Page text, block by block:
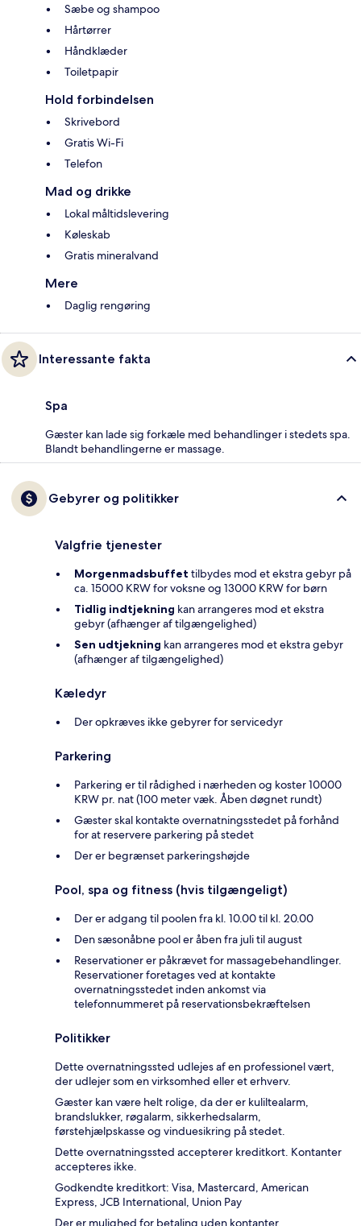
Sæbe og shampoo
Hårtørrer
Håndklæder
Toiletpapir
Hold forbindelsen
Skrivebord
Gratis Wi-Fi
Telefon
Mad og drikke
Lokal måltidslevering
Køleskab
Gratis mineralvand
Mere
Daglig rengøring
Interessante fakta
Spa
Gæster kan lade sig forkæle med behandlinger i stedets spa.
Blandt behandlingerne er massage.
Gebyrer og politikker
Valgfrie tjenester
Morgenmadsbuffet tilbydes mod et ekstra gebyr på
ca. 15000 KRW for voksne og 13000 KRW for børn
Tidlig indtjekning kan arrangeres mod et ekstra
gebyr (afhænger af tilgængelighed)
Sen udtjekning kan arrangeres mod et ekstra gebyr
(afhænger af tilgængelighed)
Kæledyr
Der opkræves ikke gebyrer for servicedyr
Parkering
Parkering er til rådighed i nærheden og koster 10000
KRW pr. nat (100 meter væk. Åben døgnet rundt)
Gæster skal kontakte overnatningsstedet på forhånd
for at reservere parkering på stedet
Der er begrænset parkeringshøjde
Pool, spa og fitness (hvis tilgængeligt)
Der er adgang til poolen fra kl. 10.00 til kl. 20.00
Den sæsonåbne pool er åben fra juli til august
Reservationer er påkrævet for massagebehandlinger.
Reservationer foretages ved at kontakte
overnatningsstedet inden ankomst via
telefonnummeret på reservationsbekræftelsen
Politikker
Dette overnatningssted udlejes af en professionel vært,
der udlejer som en virksomhed eller et erhverv.
Gæster kan være helt rolige, da der er kuliltealarm,
brandslukker, røgalarm, sikkerhedsalarm,
førstehjælpskasse og vinduesikring på stedet.
Dette overnatningssted accepterer kreditkort. Kontanter
accepteres ikke.
Godkendte kreditkort: Visa, Mastercard, American
Express, JCB International, Union Pay
Der er mulighed for betaling uden kontanter.